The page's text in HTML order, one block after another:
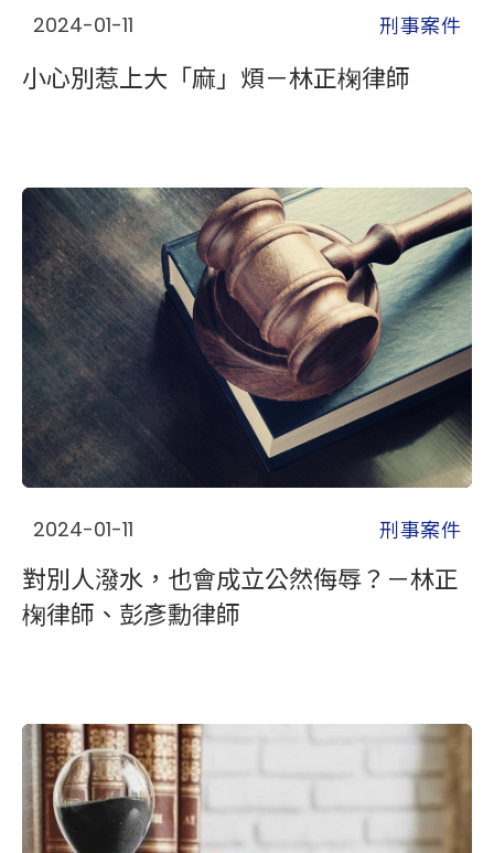
2024-01-11 刑事案件
小心別惹上大「麻」煩－林正椈律師
2024-01-11 刑事案件
對別人潑水，也會成立公然侮辱？－林正
椈律師、彭彥勳律師